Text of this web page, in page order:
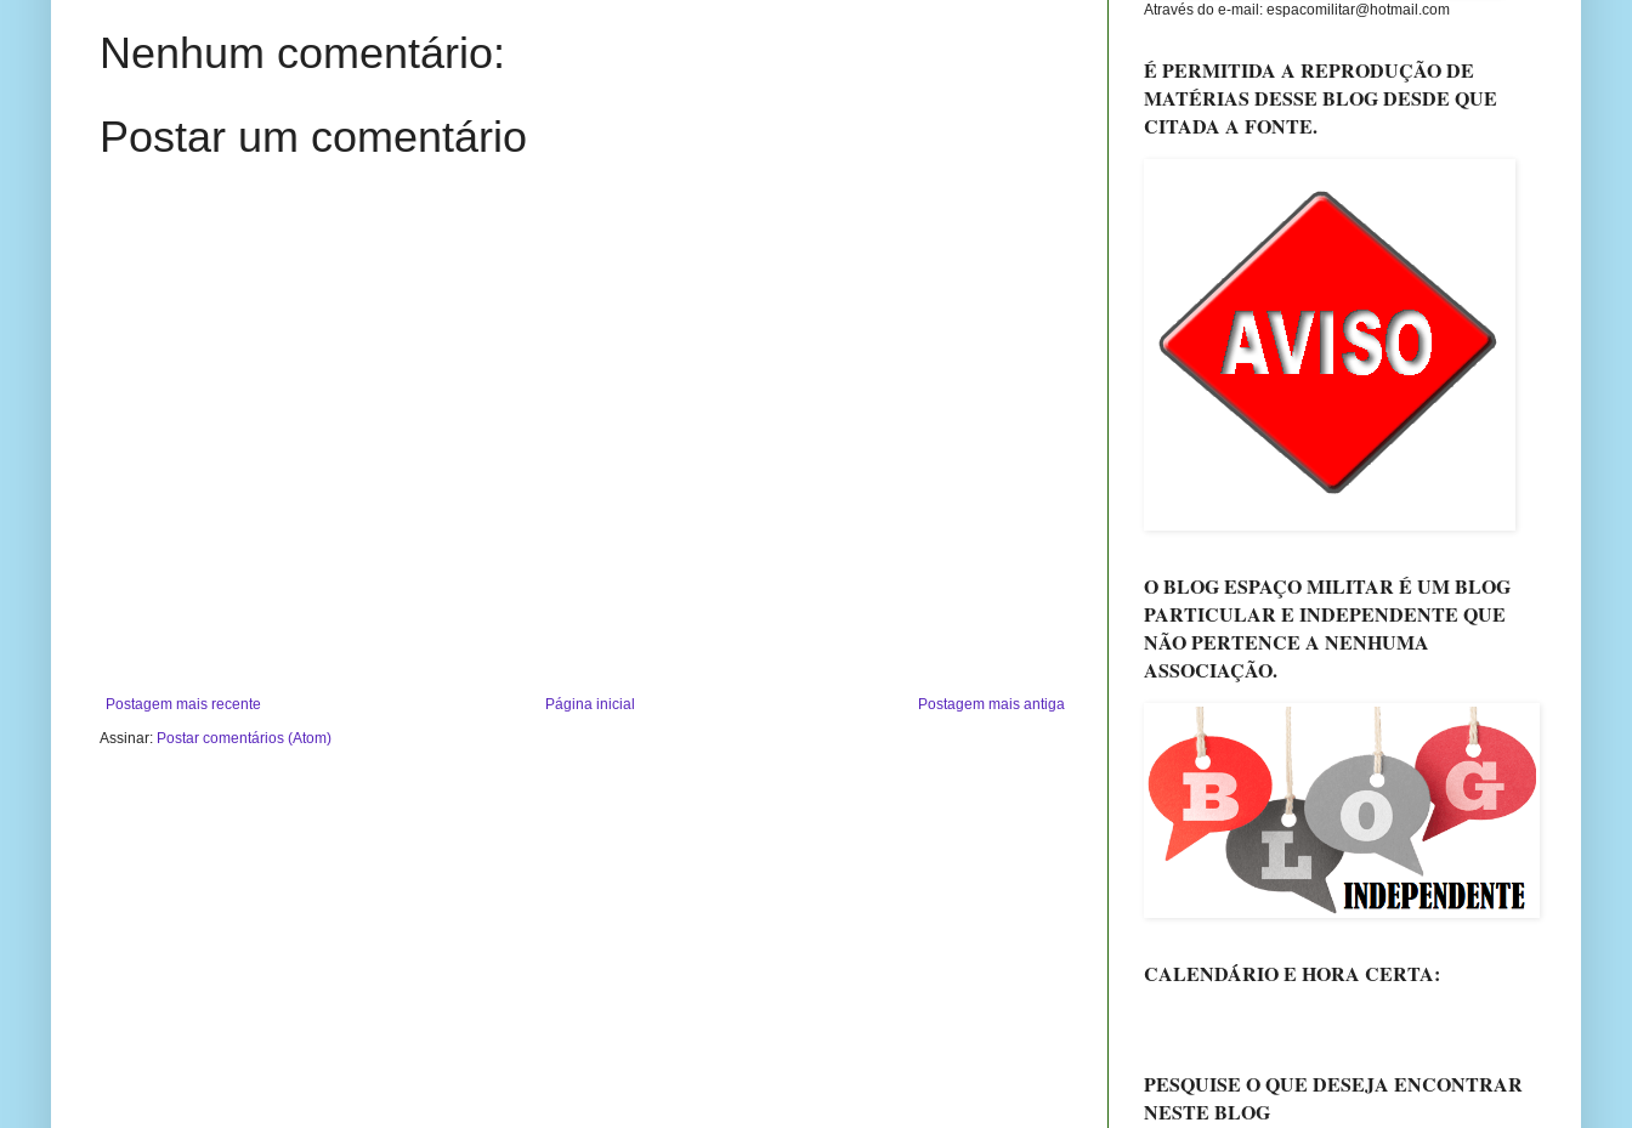
Nenhum comentário:
Postar um comentário
Postagem mais recente Postagem mais antiga
Página inicial
Assinar: Postar comentários (Atom)
Através do e-mail: espacomilitar@hotmail.com
É PERMITIDA A REPRODUÇÃO DE
MATÉRIAS DESSE BLOG DESDE QUE
CITADA A FONTE.
O BLOG ESPAÇO MILITAR É UM BLOG
PARTICULAR E INDEPENDENTE QUE
NÃO PERTENCE A NENHUMA
ASSOCIAÇÃO.
CALENDÁRIO E HORA CERTA:
PESQUISE O QUE DESEJA ENCONTRAR
NESTE BLOG